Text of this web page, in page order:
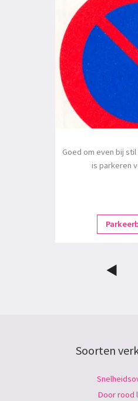
Goed om even bij
is parkeren
Soorten
Door rood